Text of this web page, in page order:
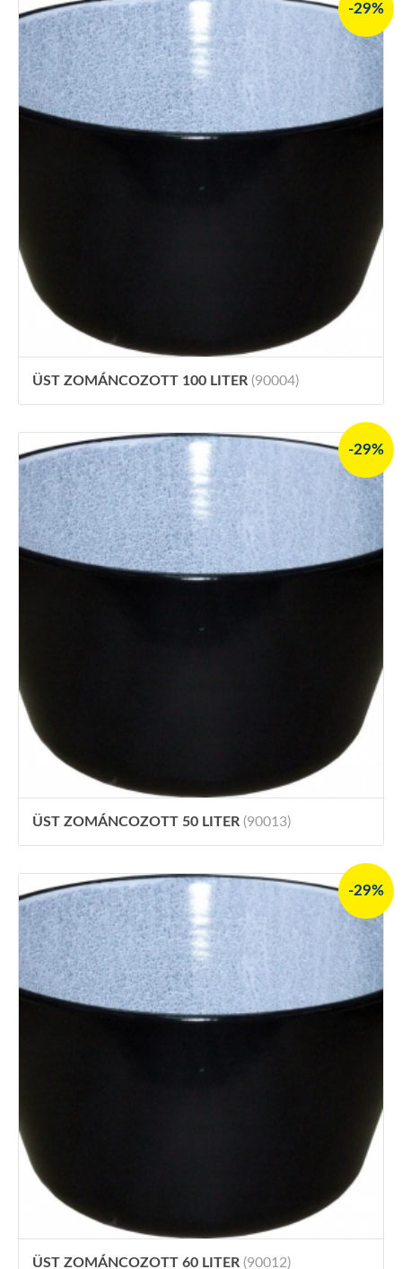
-29%
ÜST ZOMÁNCOZOTT 100 LITER (90004)
-29%
ÜST ZOMÁNCOZOTT 50 LITER (90013)
-29%
ÜST ZOMÁNCOZOTT 60 LITER (90012)